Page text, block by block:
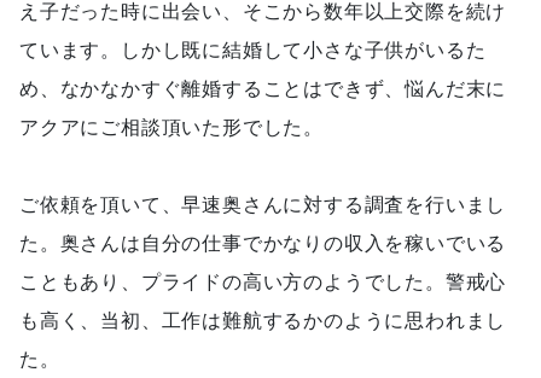
え子だった時に出会い、そこから数年以上交際を続け
ています。しかし既に結婚して小さな子供がいるた
め、なかなかすぐ離婚することはできず、悩んだ末に
アクアにご相談頂いた形でした。
ご依頼を頂いて、早速奥さんに対する調査を行いまし
た。奥さんは自分の仕事でかなりの収入を稼いでいる
こともあり、プライドの高い方のようでした。警戒心
も高く、当初、工作は難航するかのように思われまし
た。